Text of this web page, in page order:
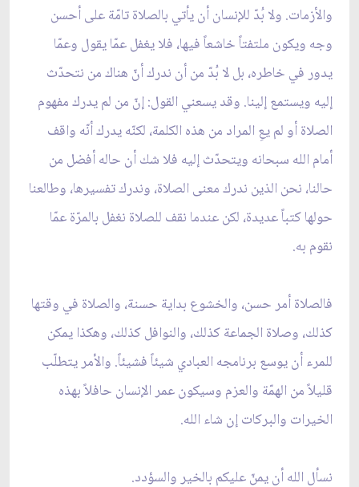
والأزمات. ولا بُدّ للإنسان أن يأتي بالصلاة تامّة على أحسن
وجه ويكون ملتفتاً خاشعاً فيها، فلا يغفل عمّا يقول وعمّا
يدور في خاطره، بل لا بُدّ من أن ندرك أنّ هناك من نتحدّث
إليه ويستمع إلينا. وقد يسعني القول: إنّ من لم يدرك مفهوم
الصلاة أو لم يعِ المراد من هذه الكلمة، لكنّه يدرك أنّه واقف
أمام الله سبحانه ويتحدّث إليه فلا شك أن حاله أفضل من
حالنا، نحن الذين ندرك معنى الصلاة، وندرك تفسيرها، وطالعنا
حولها كتباً عديدة، لكن عندما نقف للصلاة نغفل بالمرّة عمّا
نقوم به.
فالصلاة أمر حسن، والخشوع بداية حسنة، والصلاة في وقتها
كذلك، وصلاة الجماعة كذلك، والنوافل كذلك، وهكذا يمكن
للمرء أن يوسع برنامجه العبادي شيئاً فشيئاً. والأمر يتطلّب
قليلاً من الهمّة والعزم وسيكون عمر الإنسان حافلاً بهذه
الخيرات والبركات إن شاء الله.
نسأل الله أن يمنّ عليكم بالخير والسؤدد.